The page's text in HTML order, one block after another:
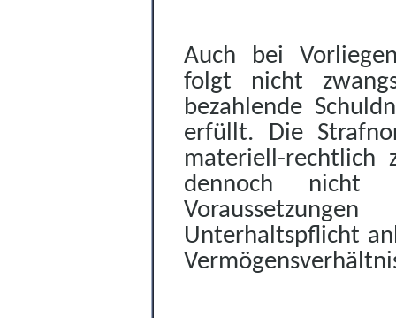
Auch bei
folgt nicht
bezahlende
erfüllt. Die
materiell-rechtlich
dennoch
Unterhaltspflicht